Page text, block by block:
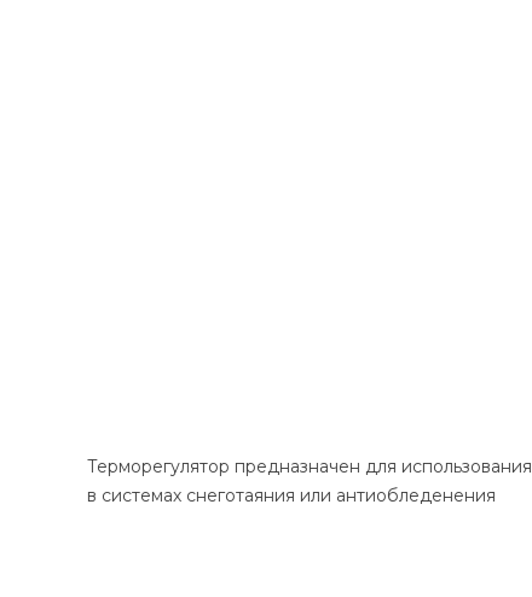
Терморегулятор предназначен для использования
в системах снеготаяния или антиобледенения